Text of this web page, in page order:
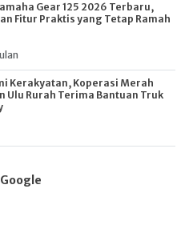
Gear 125 2026 Terbaru,
Fitur Praktis yang Tetap Ramah
Kerakyatan, Koperasi Merah
Ulu Rurah Terima Bantuan Truk
Google